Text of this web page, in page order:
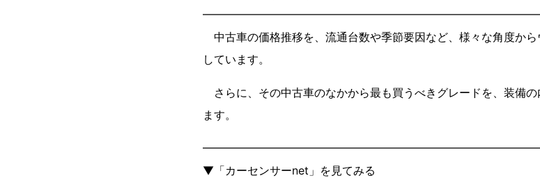
中古車の価格推移を、流通台数や季節要因など、様々な角度か
しています。
さらに、その中古車のなかから最も買うべきグレードを、装備
ます。
▼「カーセンサーnet」を見てみる